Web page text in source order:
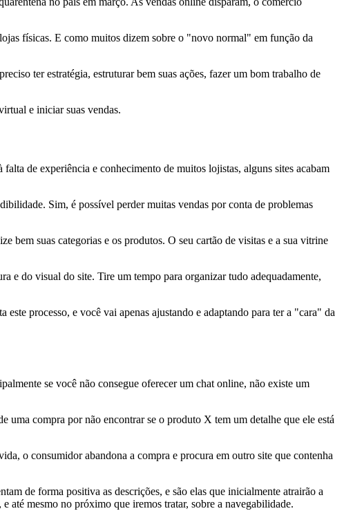
físicas. E como muitos dizem sobre o "novo normal" em função da
ter estratégia, estruturar bem suas ações, fazer um bom trabalho de
e iniciar suas vendas.
de experiência e conhecimento de muitos lojistas, alguns sites acabam
Sim, é possível perder muitas vendas por conta de problemas
bem suas categorias e os produtos. O seu cartão de visitas e a sua vitrine
e do visual do site. Tire um tempo para organizar tudo adequadamente,
este processo, e você vai apenas ajustando e adaptando para ter a "cara" da
se você não consegue oferecer um chat online, não existe um
uma compra por não encontrar se o produto X tem um detalhe que ele está
o consumidor abandona a compra e procura em outro site que contenha
de forma positiva as descrições, e são elas que inicialmente atrairão a
até mesmo no próximo que iremos tratar, sobre a navegabilidade.